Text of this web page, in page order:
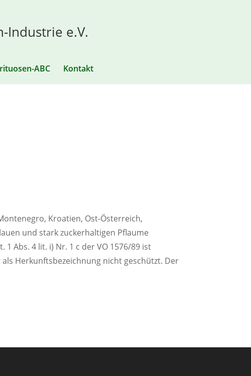
Industrie e.V.
ABC Kontakt
Kroatien, Ost-Österreich,
und stark zuckerhaltigen Pflaume
Abs. 4 lit. i) Nr. 1 c der VO 1576/89 ist
Herkunftsbezeichnung nicht geschützt. Der